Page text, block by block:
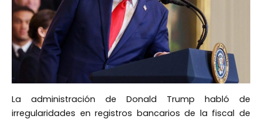
La administración de Donald Trump habló de
irregularidades en registros bancarios de la fiscal de